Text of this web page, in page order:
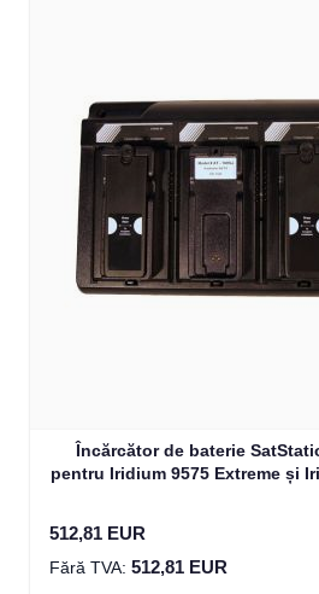
Încărcător de baterie
pentru Iridium 9575 Extreme și
512,81 EUR
512,81 EUR